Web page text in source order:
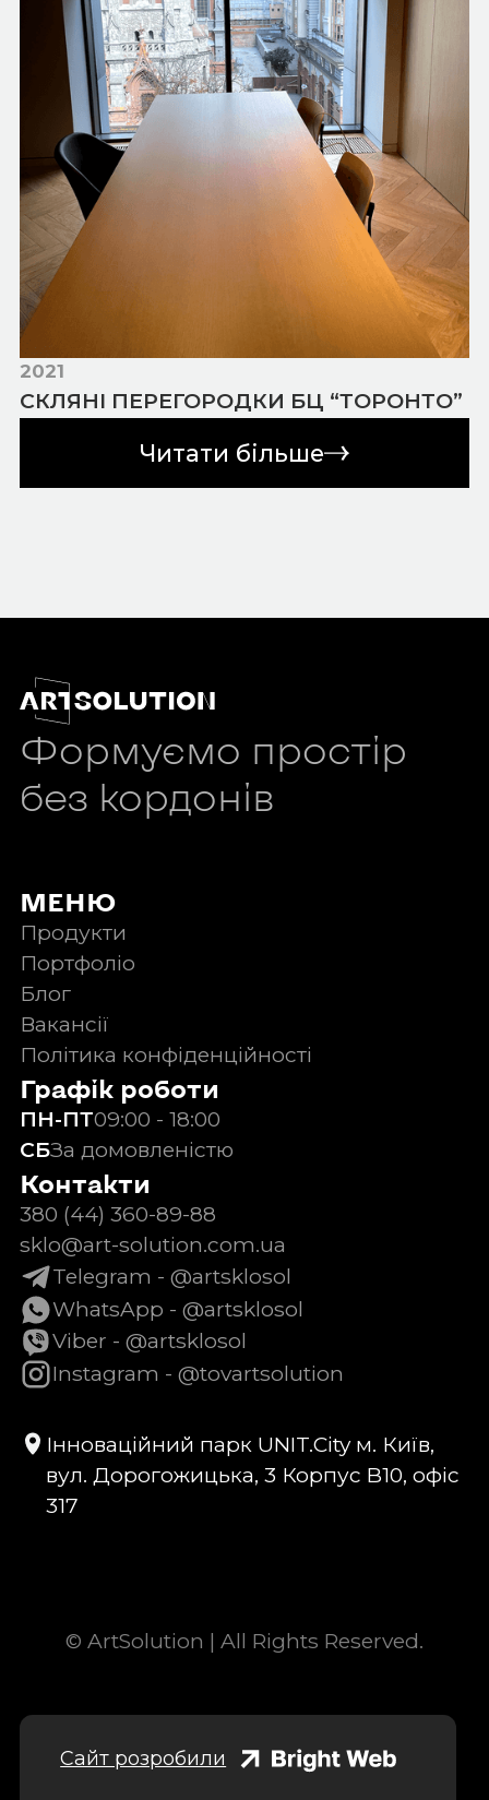
2021
СКЛЯНІ ПЕРЕГОРОДКИ БЦ “ТОРОНТО”
Читати більше
Формуємо простір
без кордонів
МЕНЮ
Продукти
Портфоліо
Блог
Вакансії
Політика конфіденційності
Графік роботи
ПН-ПТ09:00 - 18:00
СБЗа домовленістю
Контакти
380 (44) 360-89-88
sklo@art-solution.com.ua
Telegram - @artsklosol
WhatsApp - @artsklosol
Viber - @artsklosol
Instagram - @tovartsolution
Інноваційний парк UNIT.City м. Київ,
вул. Дорогожицька, 3 Корпус B10, офіс
317
© ArtSolution | All Rights Reserved.
Сайт розробили